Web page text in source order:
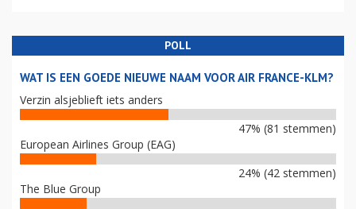
POLL
WAT IS EEN GOEDE NIEUWE NAAM VOOR AIR FRANCE-KLM?
Verzin alsjeblieft iets anders
47% (81 stemmen)
European Airlines Group (EAG)
24% (42 stemmen)
The Blue Group